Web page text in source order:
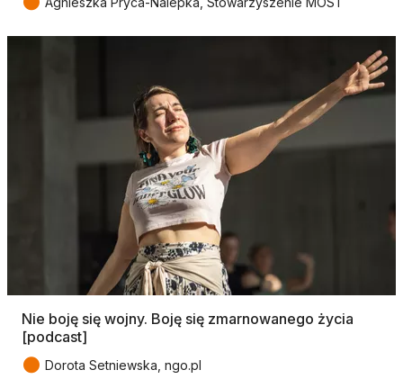
Nie boję się wojny. Boję się zmarnowanego życia
[podcast]
● Dorota Setniewska, ngo.pl